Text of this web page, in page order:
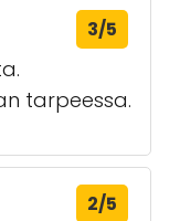
3/5
tarpeessa.
2/5